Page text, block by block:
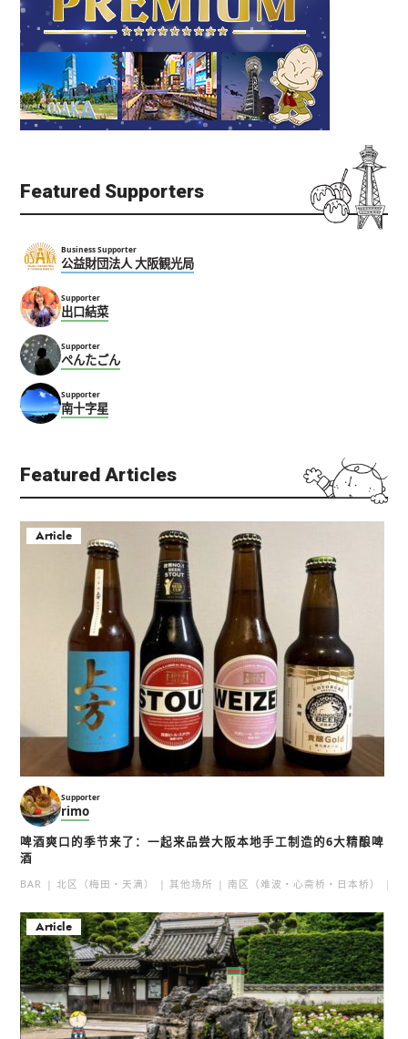
Featured Supporters
Business Supporter
公益財団法人 大阪観光局
Supporter
出口結菜
Supporter
ぺんたごん
Supporter
南十字星
Featured Articles
Article
Supporter
rimo
啤酒爽口的季节来了：一起来品尝大阪本地手工制造的6大精酿啤
酒
BAR 北区（梅田・天满） 其他场所 南区（难波・心斋桥・日本桥）
Article